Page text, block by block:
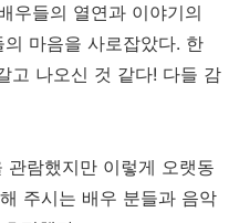
우들의 열연과 이야기의
마음을 사로잡았다. 한
고 나오신 것 같다! 다들 감
람했지만 이렇게 오랫동
주시는 배우 분들과 음악